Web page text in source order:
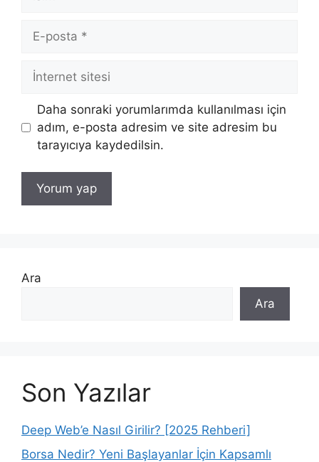
posta
İnternet
sitesi
Daha sonraki yorumlarımda kullanılması için
adım, e-posta adresim ve site adresim bu
tarayıcıya kaydedilsin.
Ara
Ara
Son Yazılar
Deep Web’e Nasıl Girilir? [2025 Rehberi]
Borsa Nedir? Yeni Başlayanlar İçin Kapsamlı